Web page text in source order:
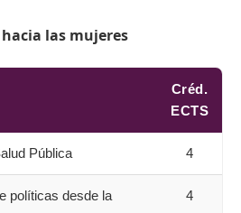
las mujeres
Créd.
ECTS
Pública 4
políticas desde la
4